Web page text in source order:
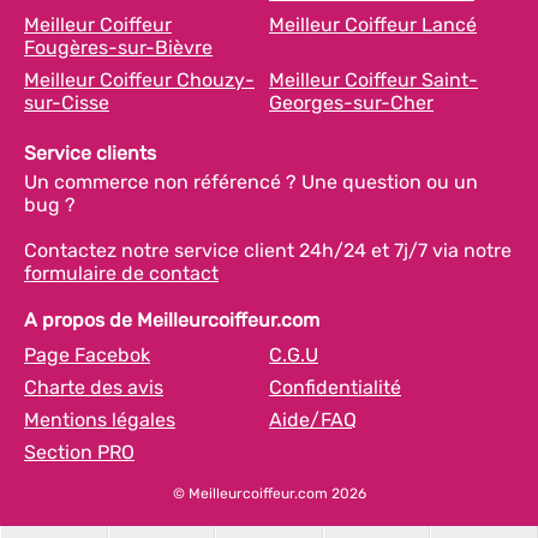
Meilleur Coiffeur
Fougères-sur-Bièvre
Meilleur Coiffeur Lancé
Meilleur Coiffeur Chouzy-
sur-Cisse
Meilleur Coiffeur Saint-
Georges-sur-Cher
Service clients
Un commerce non référencé ? Une question ou un
bug ?
Contactez notre service client 24h/24 et 7j/7 via notre
formulaire de contact
A propos de Meilleurcoiffeur.com
Page Facebok
C.G.U
Charte des avis
Confidentialité
Mentions légales
Aide/FAQ
Section PRO
© Meilleurcoiffeur.com 2026